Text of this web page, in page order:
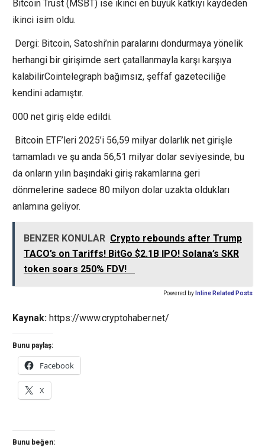
Bitcoin Trust (MSBT) ise ikinci en büyük katkıyı kaydeden
ikinci isim oldu.
Dergi: Bitcoin, Satoshi’nin paralarını dondurmaya yönelik
herhangi bir girişimde sert çatallanmayla karşı karşıya
kalabilirCointelegraph bağımsız, şeffaf gazeteciliğe
kendini adamıştır.
000 net giriş elde edildi.
Bitcoin ETF’leri 2025’i 56,59 milyar dolarlık net girişle
tamamladı ve şu anda 56,51 milyar dolar seviyesinde, bu
da onların yılın başındaki giriş rakamlarına geri
dönmelerine sadece 80 milyon dolar uzakta oldukları
anlamına geliyor.
BENZER KONULAR Crypto rebounds after Trump
TACO’s on Tariffs! BitGo $2.1B IPO! Solana’s SKR
token soars 250% FDV!
Powered by Inline Related Posts
Kaynak: https://www.cryptohaber.net/
Bunu paylaş:
Facebook
X
Bunu beğen: